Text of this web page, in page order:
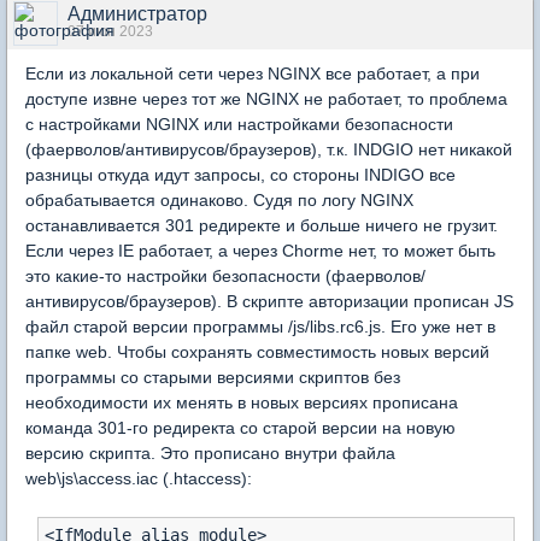
Администратор
07 июн 2023
Если из локальной сети через NGINX все работает, а при
доступе извне через тот же NGINX не работает, то проблема
с настройками NGINX или настройками безопасности
(фаерволов/антивирусов/браузеров), т.к. INDGIO нет никакой
разницы откуда идут запросы, со стороны INDIGO все
обрабатывается одинаково. Судя по логу NGINX
останавливается 301 редиректе и больше ничего не грузит.
Если через IE работает, а через Chorme нет, то может быть
это какие-то настройки безопасности (фаерволов/
антивирусов/браузеров). В скрипте авторизации прописан JS
файл старой версии программы /js/libs.rc6.js. Его уже нет в
папке web. Чтобы сохранять совместимость новых версий
программы со старыми версиями скриптов без
необходимости их менять в новых версиях прописана
команда 301-го редиректа со старой версии на новую
версию скрипта. Это прописано внутри файла
web\js\access.iac (.htaccess):
<IfModule alias_module>